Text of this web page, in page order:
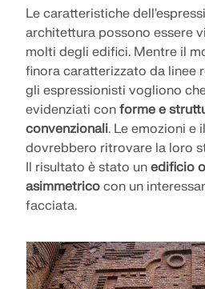
API Documentation
Indice
Introduzione
Applicazioni
Oggetti del modello
Abbonamenti e prezzi
Esempi
FEM per collegamenti
Le caratteristiche
architettura possono essere
molti degli edifici. Mentre il
finora caratterizzato da linee
gli espressionisti vogliono
evidenziati con forme e
convenzionali. Le emozioni e
dovrebbero ritrovare la loro
Il risultato è stato un edificio
asimmetrico con un
facciata.